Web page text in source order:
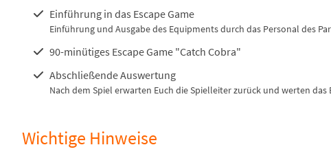
Einführung in das Escape Game
Einführung und Ausgabe des Equipments durch das Personal des
90-minütiges Escape Game "Catch Cobra"
Abschließende Auswertung
Nach dem Spiel erwarten Euch die Spielleiter zurück und werten das
Wichtige Hinweise